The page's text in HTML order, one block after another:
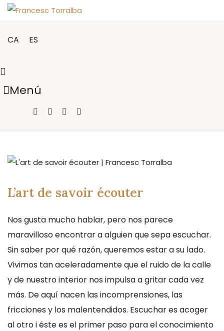
CA ES
Menú
L’art de savoir écouter
Nos gusta mucho hablar, pero nos parece
maravilloso encontrar a alguien que sepa escuchar.
Sin saber por qué razón, queremos estar a su lado.
Vivimos tan aceleradamente que el ruido de la calle
y de nuestro interior nos impulsa a gritar cada vez
más. De aquí nacen las incomprensiones, las
fricciones y los malentendidos. Escuchar es acoger
al otro i éste es el primer paso para el conocimiento